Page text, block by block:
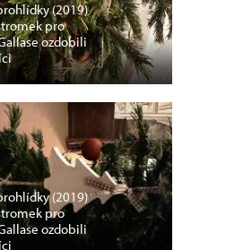
(2019)
pro
ozdobili
(2019)
pro
ozdobili